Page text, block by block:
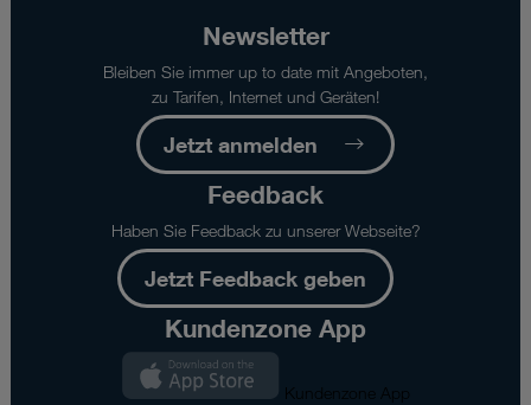
Newsletter
Bleiben Sie immer up to date mit Angeboten,
zu Tarifen, Internet und Geräten!
Jetzt anmelden
Feedback
Haben Sie Feedback zu unserer Webseite?
Jetzt Feedback geben
Kundenzone App
Kundenzone App